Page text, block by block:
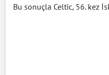
Bu sonuçla Celtic, 56. kez